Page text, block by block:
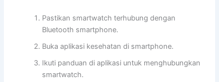
Pastikan smartwatch terhubung dengan
Bluetooth smartphone.
Buka aplikasi kesehatan di smartphone.
Ikuti panduan di aplikasi untuk menghubungkan
smartwatch.